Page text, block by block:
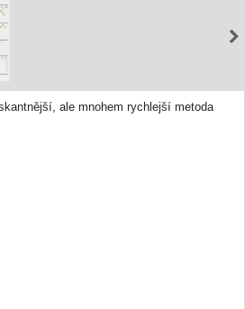
ale mnohem rychlejší metoda